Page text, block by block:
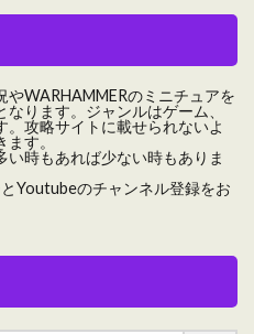
やWARHAMMERのミニチュアを
ります。ジャンルはゲーム、
。攻略サイトに載せられないよ
す。
時もあれば少ない時もありま
Youtubeのチャンネル登録をお